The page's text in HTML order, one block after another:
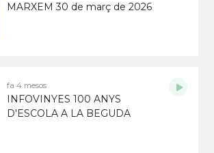
MARXEM 30 de març de 2026
fa 4 mesos
INFOVINYES 100 ANYS
D'ESCOLA A LA BEGUDA